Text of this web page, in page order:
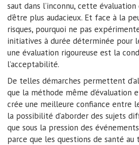
saut dans l’inconnu, cette
d’être plus audacieux. Et face à la
risques, pourquoi ne pas
initiatives à durée déterminée pour
une évaluation rigoureuse est la
l’acceptabilité.
De telles démarches permettent
que la méthode même d’évaluation
crée une meilleure confiance entre
la possibilité d’aborder des sujets
que sous la pression des
parce que les questions de santé au